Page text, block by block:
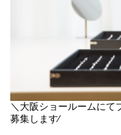
■BRILLIANCE＋（ブリ
https://
■ハリズリーグループ
https://harizury.com/
【具体的な仕事内容】
ジュエリーコンサルタン
商品をお届けしているた
＼大阪ショールームにて
募集します∕